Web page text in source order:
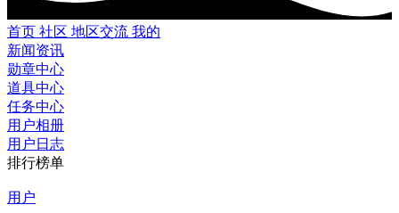
首页 社区 地区交流 我的
新闻资讯
勋章中心
道具中心
任务中心
用户相册
用户日志
排行榜单
用户